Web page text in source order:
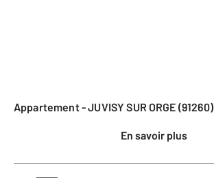
Appartement - JUVISY SUR ORGE (91260)
En savoir plus